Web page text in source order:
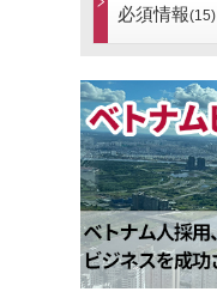
必須情報(15)